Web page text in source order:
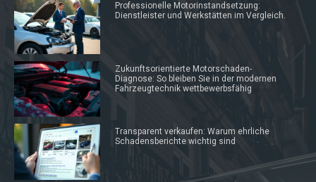
Professionelle Motorinstandsetzung:
Dienstleister und Werkstätten im Vergleich.
Zukunftsorientierte Motorschaden-
Diagnose: So bleiben Sie in der modernen
Fahrzeugtechnik wettbewerbsfähig
Transparent verkaufen: Warum ehrliche
Schadensberichte wichtig sind